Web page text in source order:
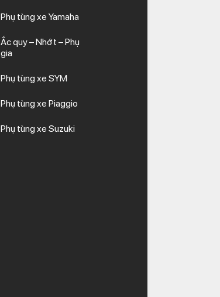
Phụ tùng xe Yamaha
Ắc quy – Nhớt – Phụ
gia
Phụ tùng xe SYM
Phụ tùng xe Piaggio
Phụ tùng xe Suzuki